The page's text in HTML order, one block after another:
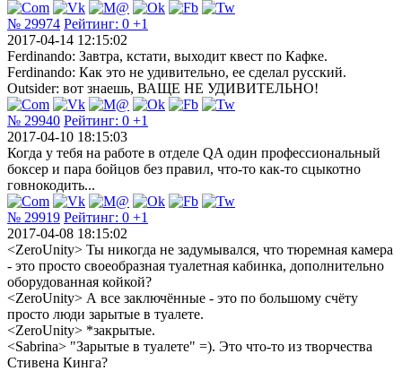
№ 29974 Рейтинг: 0 +1
2017-04-14 12:15:02
Ferdinando: Завтра, кстати, выходит квест по Кафке.
Ferdinando: Как это не удивительно, ее сделал русский.
Outsider: вот знаешь, ВАЩЕ НЕ УДИВИТЕЛЬНО!
№ 29940 Рейтинг: 0 +1
2017-04-10 18:15:03
Когда у тебя на работе в отделе QA один профессиональный
боксер и пара бойцов без правил, что-то как-то сцыкотно
говнокодить...
№ 29919 Рейтинг: 0 +1
2017-04-08 18:15:02
<ZeroUnity> Ты никогда не задумывался, что тюремная камера
- это просто своеобразная туалетная кабинка, дополнительно
оборудованная койкой?
<ZeroUnity> А все заключённые - это по большому счёту
просто люди зарытые в туалете.
<ZeroUnity> *закрытые.
<Sabrina> "Зарытые в туалете" =). Это что-то из творчества
Стивена Кинга?